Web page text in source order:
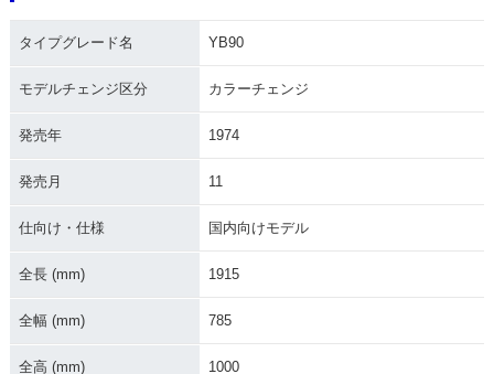
タイプグレード名 YB90
モデルチェンジ区分 カラーチェンジ
発売年 1974
発売月 11
仕向け・仕様 国内向けモデル
全長 (mm) 1915
全幅 (mm) 785
全高 (mm) 1000